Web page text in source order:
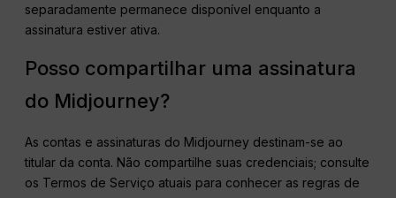
separadamente permanece disponível enquanto a
assinatura estiver ativa.
Posso compartilhar uma assinatura
do Midjourney?
As contas e assinaturas do Midjourney destinam-se ao
titular da conta. Não compartilhe suas credenciais; consulte
os Termos de Serviço atuais para conhecer as regras de